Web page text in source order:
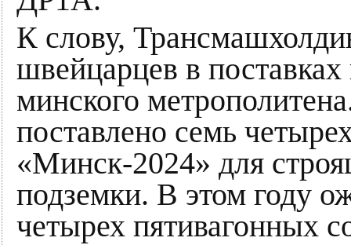
К слову,
швейцарцев в
минского
поставлено семь
«Минск-2024» для
подземки. В этом году
четырех пятивагонных